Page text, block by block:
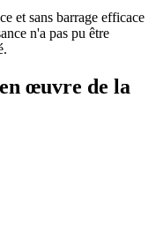
et sans barrage efficace
n'a pas pu être
œuvre de la